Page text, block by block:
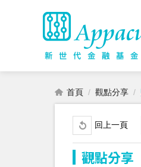
首頁 觀點分享
回上一頁
觀點分享